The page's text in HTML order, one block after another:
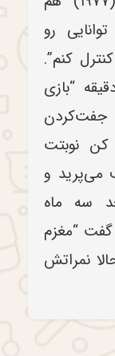
رو
کنم”.
تهران هر روز ۲۰ دقیقه “بازی
جفت‌کردن
کن نوبتت
و
سه ماه
“مغزم
نمراتش